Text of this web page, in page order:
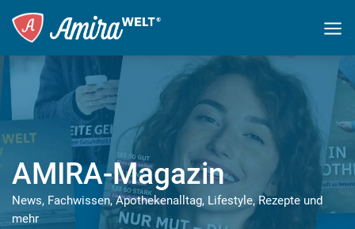
AMIRA-Magazin
News, Fachwissen, Apothekenalltag, Lifestyle, Rezepte und
mehr